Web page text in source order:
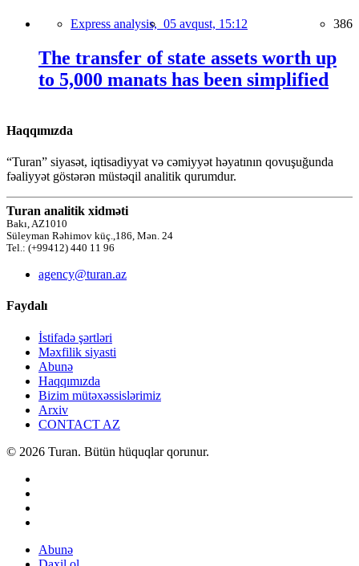
Express analysis, 05 avqust, 15:12 386
The transfer of state assets worth up
to 5,000 manats has been simplified
Haqqımızda
“Turan” siyasət, iqtisadiyyat və cəmiyyət həyatının qovuşuğunda
fəaliyyət göstərən müstəqil analitik qurumdur.
Turan analitik xidməti
Bakı, AZ1010
Süleyman Rəhimov küç.,186, Mən. 24
Tel.: (+99412) 440 11 96
agency@turan.az
Faydalı
İstifadə şərtləri
Məxfilik siyasti
Abunə
Haqqımızda
Bizim mütəxəssislərimiz
Arxiv
CONTACT AZ
© 2026 Turan. Bütün hüquqlar qorunur.
Abunə